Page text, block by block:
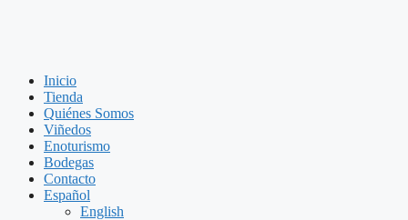
Inicio
Tienda
Quiénes Somos
Viñedos
Enoturismo
Bodegas
Contacto
Español
English